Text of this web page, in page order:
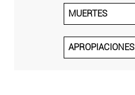
MUERTES
APROPIACIONES